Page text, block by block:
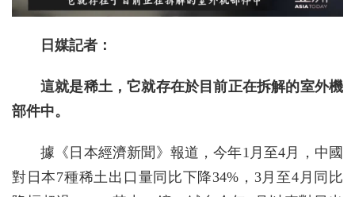
日媒記者：
這就是稀土，它就存在於目前正在拆解的室外機
部件中。
據《日本經濟新聞》報道，今年1月至4月，中國
對日本7種稀土出口量同比下降34%，3月至4月同比